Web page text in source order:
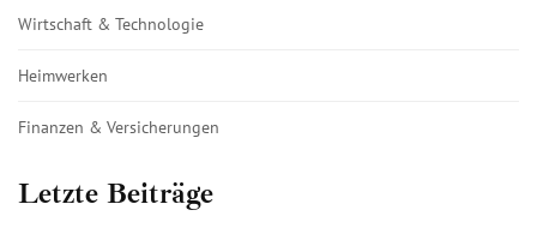
Wirtschaft & Technologie
Heimwerken
Finanzen & Versicherungen
Letzte Beiträge